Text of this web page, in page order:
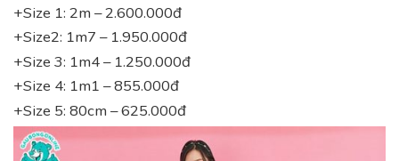
+Size 1: 2m –2.600.000đ
+Size2: 1m7 – 1.950.000đ
+Size 3: 1m4 – 1.250.000đ
+Size 4: 1m1 –855.000đ
+Size 5: 80cm –625.000đ